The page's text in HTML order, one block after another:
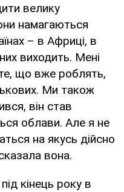
велику
намагаються
– в Африці, в
виходить. Мені
що вже роблять,
Ми також
він став
облави. Але я не
на якусь дійсно
вона.
під кінець року в